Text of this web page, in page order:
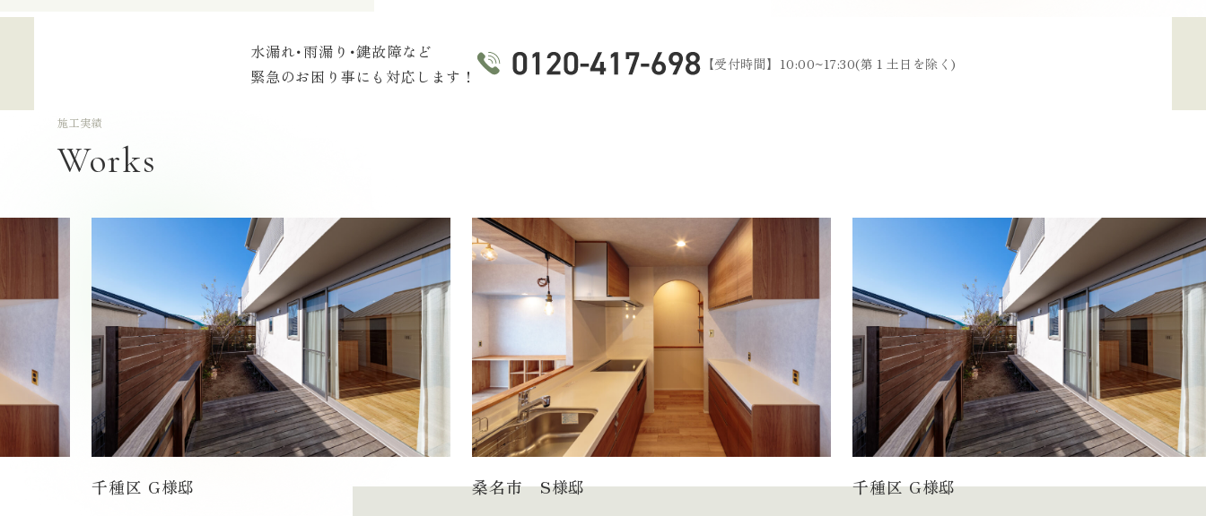
水漏れ･雨漏り･鍵故障など
緊急のお困り事にも対応します！
【受付時間】10:00~17:30(第１土日を除く)
暮らしをまるごと、一新する。
間取りや内装・設備をすべて見直し、住まいの価値を高める大規模な改修工事です。
新築同等の住環境を実現しながら、コストや廃棄物を抑えられる点が特徴です。アサ
ヒハウジングでは、お客様のライフスタイルや将来の暮らしをヒアリングし、住まい
にふさわしいリノベーション計画を丁寧にご提案します。
目安予算（概算）
間取り変更・内装工事（50㎡） 約150
万円
キッチン・バスルームなど水廻り交換
約100
万円
断熱・電気設備リニューアル
約80 万円
気になる場所だけ、賢くリフォーム。
床・建具・間仕切り壁など、気になる箇所を部分的にリフォームする工事です。生活
しながら施工できるケースも多く、予算を抑えながら暮らしの質を上げたい方に最適
です。アサヒハウジングでは一箇所からの小規模工事にも丁寧に対応しています。
目安予算（概算）
フローリング貼り替え（10畳） 約
万円
建具交換（3枚）
約 15
万円
間仕切り壁設置工事
約 万円
※現場の状況や選定するグレード、施工範囲により変動します。
家全体で感じる、冬暖かく夏涼しい暮らし。
窓・外壁・床・天井の断熱性能を高めることで、光熱費を削減し、温度差のない快適
な室内環境を実現します。ZEH水準の断熱改修にも対応しており、省エネ補助金を
活用したリフォームもご相談いただけます。
目安予算（概算）
内窓設置（1箇所） 約
万円
外壁断熱工事（40㎡）
約60
万円
床・天井断熱工事
約 万円
※現場の状況や選定するグレード、施工範囲により変動します。
外観を美しく、家を長持ちさせる。
外壁塗装・屋根工事・外構工事など、建物の外まわりを総合的にリフォームします。
外壁の塗装や防水処理は雨水の浸入を防ぎ、建物の耐久性を大きく左右します。定期
的なメンテナンスで、住まいの資産価値を長期にわたって守ることができます。
目安予算（概算）
外壁塗装（2階建て・延床100㎡） 約
万円
屋根塗装・補修工事
約40
万円
外構・エクステリア工事
約 万円
※現場の状況や選定するグレード、施工範囲により変動します。
毎日の「使う」が、ちょっと楽しみになる水まわりへ。
キッチン・浴室・洗面・トイレなど、毎日何度も使う場所だからこそ、「使いづら
い」が積み重なると、暮らしのストレスにもつながります。設備を新しくするだけで
はなく、動線や収納、掃除のしやすさまで考え、毎日の暮らしが少し快適になる空間
をご提案します。
目安予算（概算）
システムキッチン・その他材料費 約45
万円
システムバス本体・その他材料費
約
万円
トイレ本体・その他材料費
約
万円
30
※現場の状況や選定するグレード、施工範囲により変動します。
内装を変えると、部屋への気持ちが変わる。
壁紙・天井・玄関・収納まわりなど、内装の印象をリフレッシュする工事です。新し
い壁紙や床材への変更から、和室の洋室化、収納の使いやすさ改善まで幅広く対応し
ています。住まいの雰囲気を一新し、毎日の暮らしをより豊かにします。
目安予算（概算）
壁紙張り替え（6畳）
万円
和室から洋室への変更
約50
万円
収納リフォーム（クローゼット設置）
約 万円
※現場の状況や選定するグレード、施工範囲により変動します。
施工実績
Works
千種区 G様邸 桑名市 S様邸 千種区 G様邸